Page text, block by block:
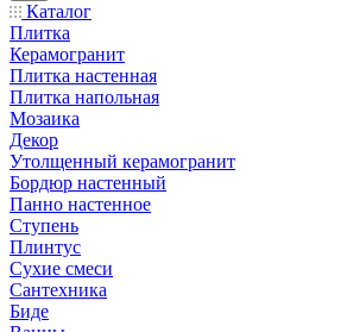
Каталог
Плитка
Керамогранит
Плитка настенная
Плитка напольная
Мозаика
Декор
Утолщенный керамогранит
Бордюр настенный
Панно настенное
Ступень
Плинтус
Сухие смеси
Сантехника
Биде